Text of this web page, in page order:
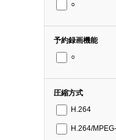
○
予約録画機能
○
圧縮方式
H.264
H.264/